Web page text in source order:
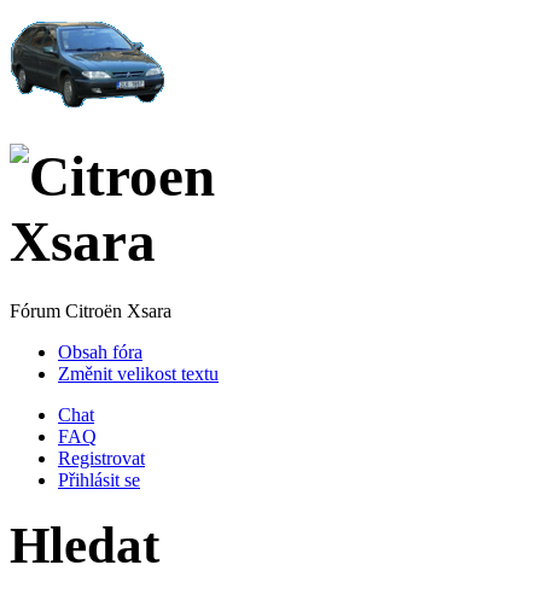
Fórum Citroën Xsara
Obsah fóra
Změnit velikost textu
Chat
FAQ
Registrovat
Přihlásit se
Hledat